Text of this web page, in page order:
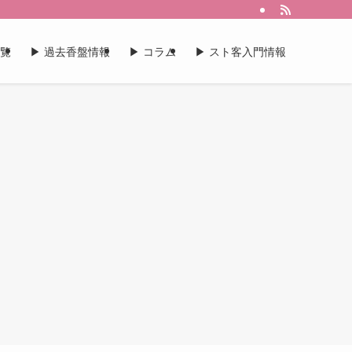
▶︎ 過去香盤情報 ▶︎ コラム ▶︎ スト客入門情報